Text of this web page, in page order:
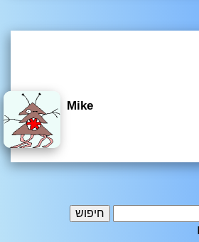
לפעמים זה מדהים אותי איך תוך 100 וקצת שנים הגענו ממצ
למצב בו זה כמעט גימיק זול ל
הנה דוגמה להנדסה מוצלחת. המצנח, ה
ולא מוסיפים משקל לרכב אבל מ
קנים לו זירת פעולה חדשה. [youtube]_iYT8eg1F8s[/youtub
e] [USER=6]@Hobgob[/USER] ואיך לא – הוא מופעל בעזר
Mike